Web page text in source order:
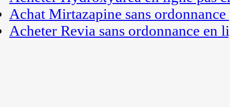
Achat Mirtazapine sans ordonnance
Acheter Revia sans ordonnance en